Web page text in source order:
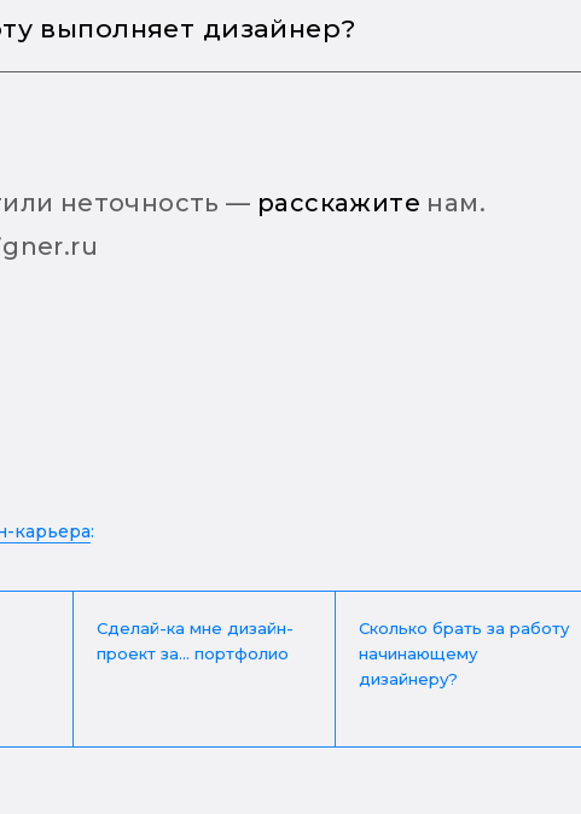
выполняет дизайнер?
дизайн-проекта. Почти каждый
реализации своего проекта.
неточность — расскажите нам.
карьера:
Сделай-ка мне дизайн-
проект за... портфолио
Сколько брать за работу
начинающему
дизайнеру?